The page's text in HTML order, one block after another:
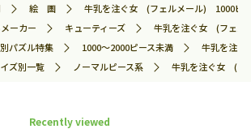
絵 画
牛乳を注ぐ女 (フェルメール) 1000ピ
ーカー キューティーズ
牛乳を注ぐ女 (フェル
パズル特集 1000～2000ピース未満
牛乳を注
ズ別一覧 ノーマルピース系 牛乳を注ぐ女 (フ
Recently viewed